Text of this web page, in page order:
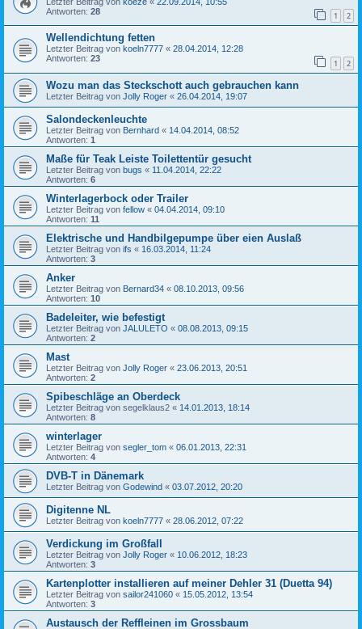
Antworten: 28 1 2
Wellendichtung fetten
Letzter Beitrag von koeln7777 « 28.04.2014, 12:28
Antworten: 23 1 2
Wozu man das Steckschott auch gebrauchen kann
Letzter Beitrag von Jolly Roger « 26.04.2014, 19:07
Salondeckenleuchte
Letzter Beitrag von Bernhard « 14.04.2014, 08:52
Antworten: 1
Maße für Teak Leiste Toilettentür gesucht
Letzter Beitrag von bugs « 11.04.2014, 22:22
Antworten: 6
Winterlagerbock oder Trailer
Letzter Beitrag von fellow « 04.04.2014, 09:10
Antworten: 11
Elektrische und Handbilgepumpe über eien Auslaß
Letzter Beitrag von ifs « 16.03.2014, 11:24
Antworten: 3
Anker
Letzter Beitrag von Bernard34 « 08.10.2013, 09:56
Antworten: 10
Badeleiter, wie befestigt
Letzter Beitrag von JALULETO « 08.08.2013, 09:15
Antworten: 2
Mast
Letzter Beitrag von Jolly Roger « 23.06.2013, 20:51
Antworten: 2
Spibeschläge an Oberdeck
Letzter Beitrag von segelklaus2 « 14.01.2013, 18:14
Antworten: 8
winterlager
Letzter Beitrag von segler_tom « 06.01.2013, 22:31
Antworten: 4
DVB-T in Dänemark
Letzter Beitrag von Godewind « 03.07.2012, 20:20
Digitenne NL
Letzter Beitrag von koeln7777 « 28.06.2012, 07:22
Verdickung im Großfall
Letzter Beitrag von Jolly Roger « 10.06.2012, 18:23
Antworten: 3
Kartenplotter installieren auf meiner Dehler 31 (Duetta 94)
Letzter Beitrag von sailor241060 « 15.05.2012, 13:54
Antworten: 3
Austausch der Reffleinen im Grossbaum